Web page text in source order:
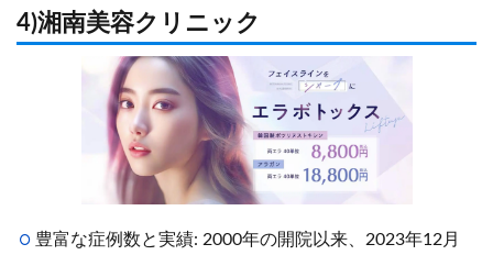
4)湘南美容クリニック
豊富な症例数と実績: 2000年の開院以来、2023年12月